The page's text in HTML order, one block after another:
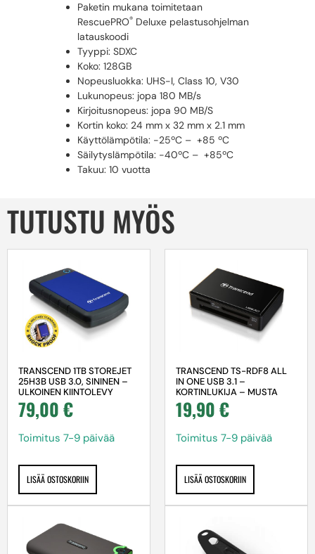
Paketin mukana toimitetaan
RescuePRO® Deluxe pelastusohjelman
latauskoodi
Tyyppi: SDXC
Koko: 128GB
Nopeusluokka: UHS-I, Class 10, V30
Lukunopeus: jopa 180 MB/s
Kirjoitusnopeus: jopa 90 MB/S
Kortin koko: 24 mm x 32 mm x 2.1 mm
Käyttölämpötila: -25ºC – +85 ºC
Säilytyslämpötila: -40ºC – +85ºC
Takuu: 10 vuotta
TUTUSTU MYÖS
TRANSCEND 1TB STOREJET
25H3B USB 3.0, SININEN –
ULKOINEN KIINTOLEVY
79,00€
Toimitus 7-9 päivää
LISÄÄ OSTOSKORIIN
TRANSCEND TS-RDF8 ALL
IN ONE USB 3.1 –
KORTINLUKIJA – MUSTA
19,90€
Toimitus 7-9 päivää
LISÄÄ OSTOSKORIIN